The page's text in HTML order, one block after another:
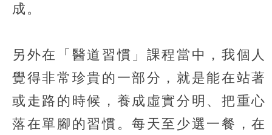
成。
另外在「醫道習慣」課程當中，我個人
覺得非常珍貴的一部分，就是能在站著
或走路的時候，養成虛實分明、把重心
落在單腳的習慣。每天至少選一餐，在